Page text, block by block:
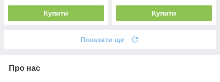
Купити Купити
Показати ще
Про нас